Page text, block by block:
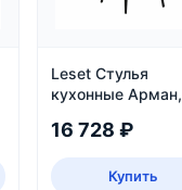
Leset Стулья
кухонные
16 728 ₽
Купить